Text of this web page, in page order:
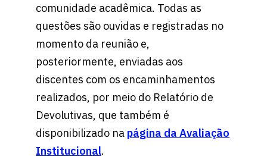
comunidade acadêmica. Todas as
questões são ouvidas e registradas no
momento da reunião e,
posteriormente, enviadas aos
discentes com os encaminhamentos
realizados, por meio do Relatório de
Devolutivas, que também é
disponibilizado na página da Avaliação
Institucional.